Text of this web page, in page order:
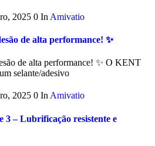
2025 0 In Amivatio
de alta performance! ✨
de alta performance! ✨ O KENT
selante/adesivo
2025 0 InAmivatio
3 – Lubrificação resistente e